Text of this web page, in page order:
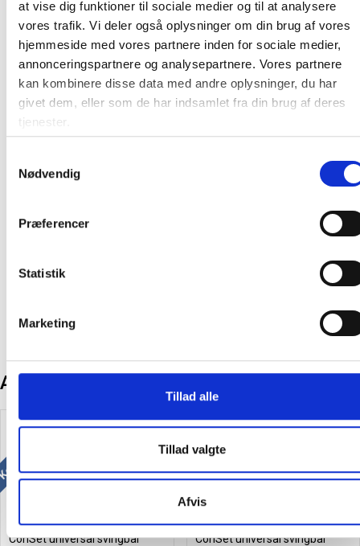
at vise dig funktioner til sociale medier og til at analysere
vores trafik. Vi deler også oplysninger om din brug af vores
hjemmeside med vores partnere inden for sociale medier,
annonceringspartnere og analysepartnere. Vores partnere
kan kombinere disse data med andre oplysninger, du har
givet dem, eller som de har indsamlet fra din brug af deres
tjenester.
Nødvendig
Præferencer
Statistik
Marketing
Tillad alle
Tillad valgte
Afvis
Rohs
Samlevejledning
Andre kunder købte også
mere og spar
ConSet universal svingbar
Køb mere og spar
ConSet universal svingbar